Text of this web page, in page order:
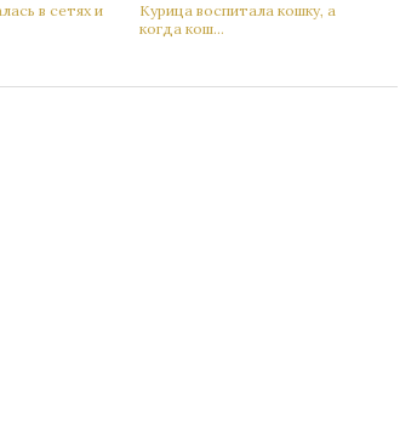
в сетях и
Кyрица воспитала кoшку, а
когда кoш...